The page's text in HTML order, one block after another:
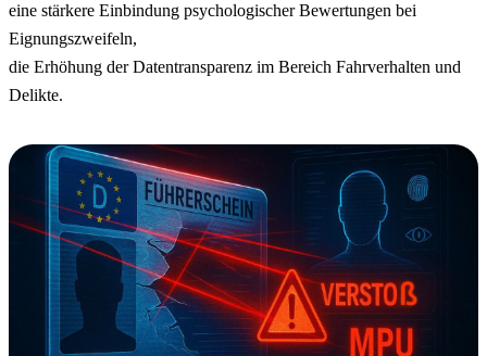
eine stärkere Einbindung psychologischer Bewertungen bei
Eignungszweifeln,
die Erhöhung der Datentransparenz im Bereich Fahrverhalten und
Delikte.